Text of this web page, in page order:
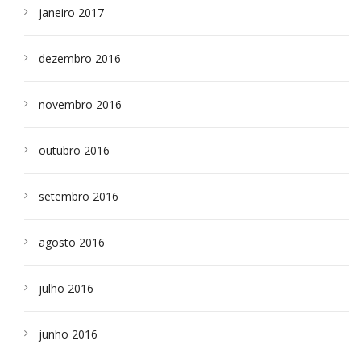
janeiro 2017
dezembro 2016
novembro 2016
outubro 2016
setembro 2016
agosto 2016
julho 2016
junho 2016